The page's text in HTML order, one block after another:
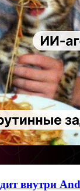
внутри